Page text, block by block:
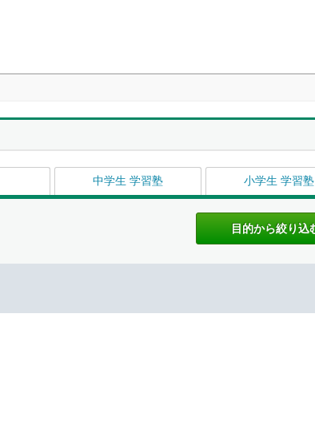
中学生 学習塾 小学生 学習塾